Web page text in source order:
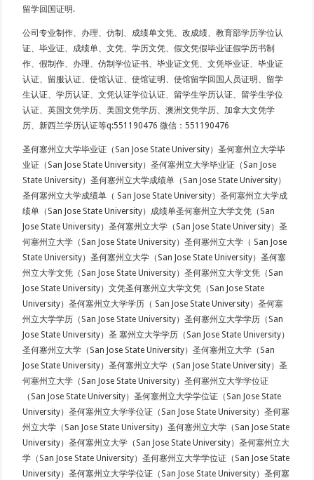
留学回国证明.
公司专业制作、办理、仿制、成绩单文凭、改成绩、教育部学历学位认
证、毕业证、成绩单、文凭、学历文凭、假文凭假毕业证假学历书制
作、假制作、办理、仿制学位证书、毕业证文凭、文凭毕业证、毕业证
认证、留服认证、使馆认证、使馆证明、使馆留学回国人员证明、留学
生认证、学历认证、文凭认证学位认证、留学生学历认证、留学生学位
认证、英国文凭学历、美国文凭学历、澳洲文凭学历、加拿大文凭学
历、新西兰学历认证等q:551190476 微信：551190476
圣何塞州立大学毕业证（San Jose State University）圣何塞州立大学毕
业证（San Jose State University）圣何塞州立大学毕业证（San Jose
State University）圣何塞州立大学成绩单（San Jose State University）
圣何塞州立大学成绩单（ San Jose State University）圣何塞州立大学成
绩单（San Jose State University）成绩单圣何塞州立大学文凭（San
Jose State University）圣何塞州立大学（San Jose State University）圣
何塞州立大学（San Jose State University）圣何塞州立大学（ San Jose
State University）圣何塞州立大学（San Jose State University）圣何塞
州立大学文凭（San Jose State University）圣何塞州立大学文凭（San
Jose State University）文凭圣何塞州立大学文凭（San Jose State
University）圣何塞州立大学学历（ San Jose State University）圣何塞
州立大学学历（San Jose State University）圣何塞州立大学学历（San
Jose State University）圣 塞州立大学学历（San Jose State University）
圣何塞州立大学（San Jose State University）圣何塞州立大学（San
Jose State University）圣何塞州立大学（San Jose State University）圣
何塞州立大学（San Jose State University）圣何塞州立大学学位证
（San Jose State University）圣何塞州立大学学位证（San Jose State
University）圣何塞州立大学学位证（San Jose State University）圣何塞
州立大学（San Jose State University）圣何塞州立大学（San Jose State
University）圣何塞州立大学（San Jose State University）圣何塞州立大
学（San Jose State University）圣何塞州立大学学位证（San Jose State
University）圣何塞州立大学学位证（San Jose State University）圣何塞